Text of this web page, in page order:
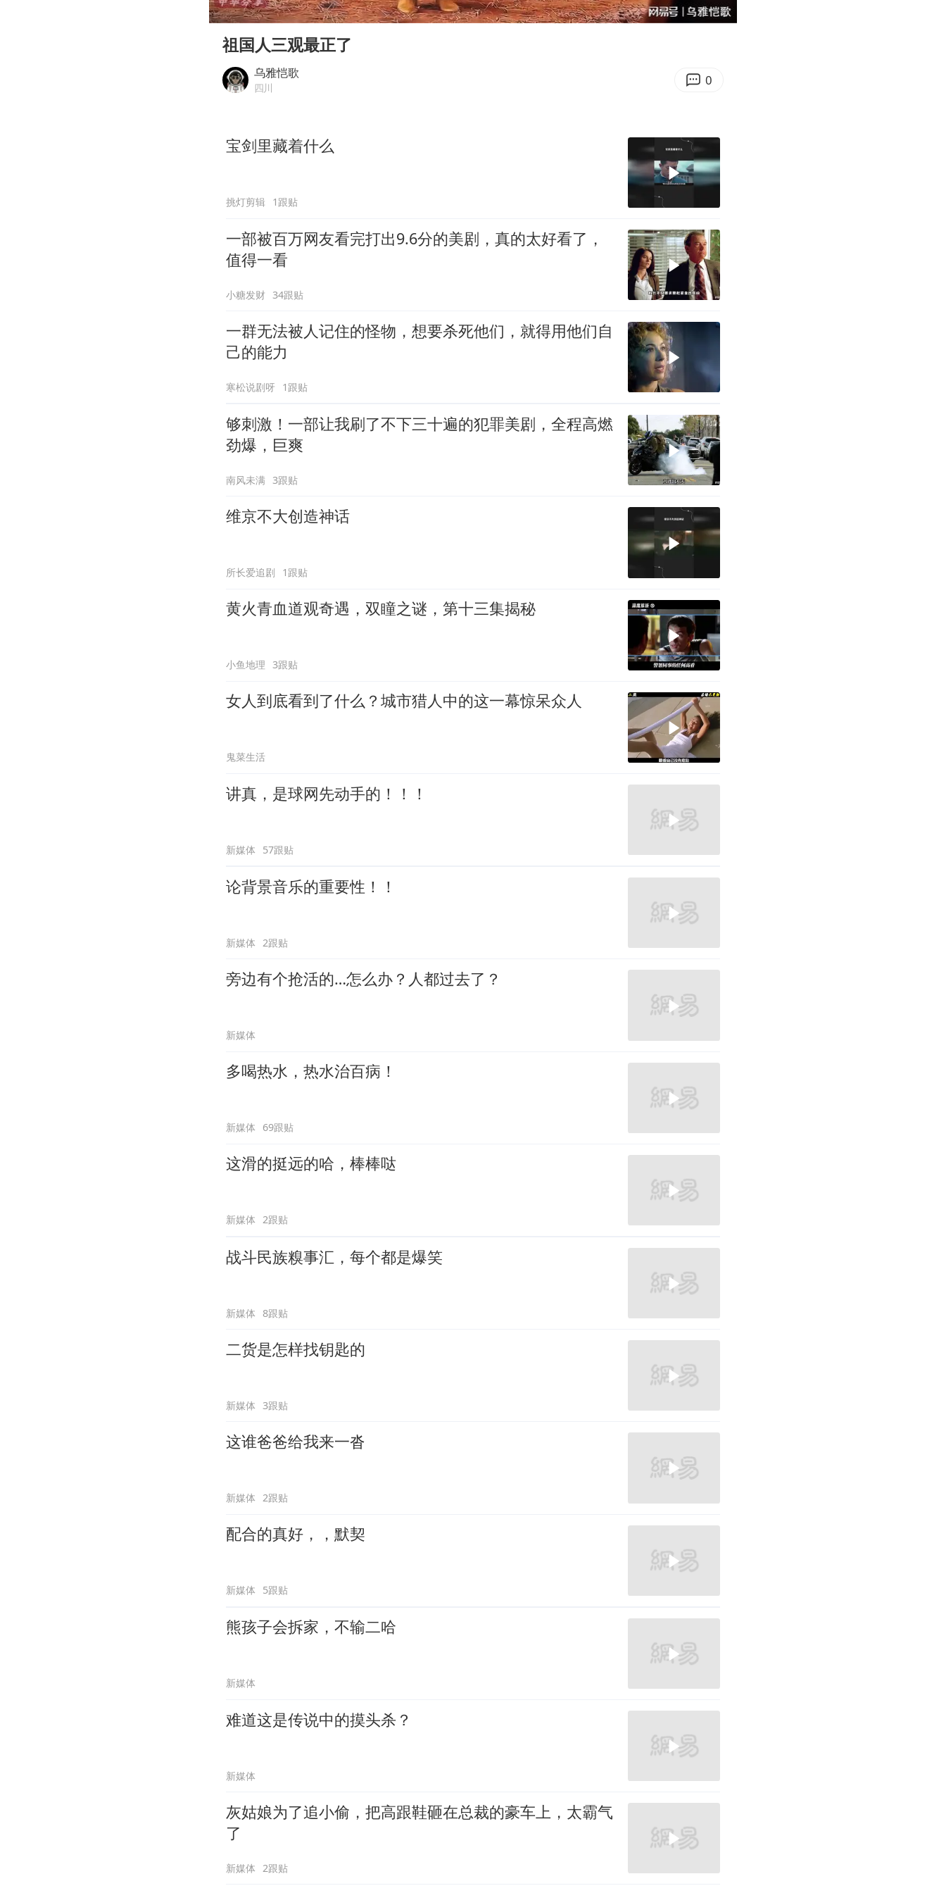
新疆一婚礼线上邀请引热议
世界第1特鲁姆普斯诺克中国赛一轮游
Play
00:00 00:54
Enter
祖国人三观最正了
乌雅恺歌
四川 0
宝剑里藏着什么
挑灯剪辑 1跟贴
一部被百万网友看完打出9.6分的美剧，真的太好看了，
值得一看
小糖发财 34跟贴
一群无法被人记住的怪物，想要杀死他们，就得用他们自
己的能力
寒松说剧呀 1跟贴
够刺激！一部让我刷了不下三十遍的犯罪美剧，全程高燃
劲爆，巨爽
南风未满 3跟贴
维京不大创造神话
所长爱追剧 1跟贴
黄火青血道观奇遇，双瞳之谜，第十三集揭秘
小鱼地理 3跟贴
女人到底看到了什么？城市猎人中的这一幕惊呆众人
鬼菜生活
讲真，是球网先动手的！！！
新媒体 57跟贴
论背景音乐的重要性！！
新媒体 2跟贴
旁边有个抢活的…怎么办？人都过去了？
新媒体
多喝热水，热水治百病！
新媒体 69跟贴
这滑的挺远的哈，棒棒哒
新媒体 2跟贴
战斗民族糗事汇，每个都是爆笑
新媒体 8跟贴
二货是怎样找钥匙的
新媒体 3跟贴
这谁爸爸给我来一沓
新媒体 2跟贴
配合的真好，，默契
新媒体 5跟贴
熊孩子会拆家，不输二哈
新媒体
难道这是传说中的摸头杀？
新媒体
灰姑娘为了追小偷，把高跟鞋砸在总裁的豪车上，太霸气
了
新媒体 2跟贴